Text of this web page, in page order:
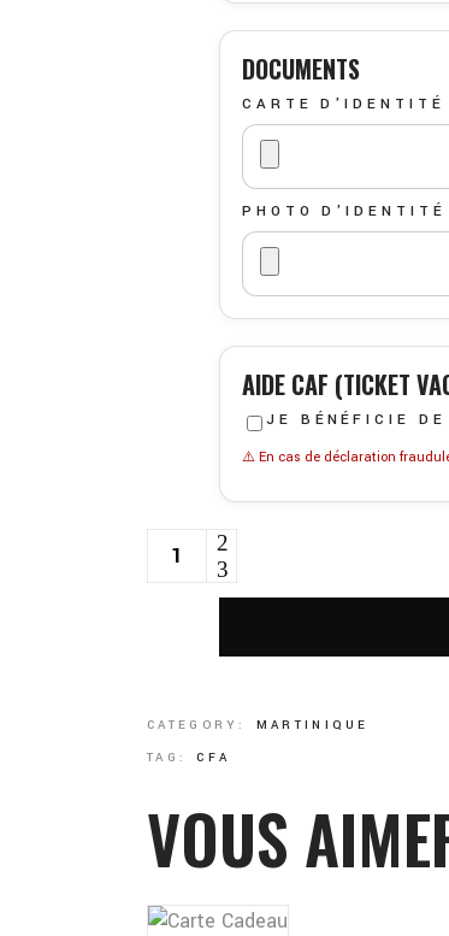
DOCUMENTS
CARTE D'IDENTITÉ
PHOTO D'IDENTITÉ
AIDE CAF (TICKET
JE BÉNÉFICIE
⚠️ En cas de déclaration
FORT-DE-FRANCE QUANTITY
CATEGORY:
MARTINIQUE
TAG:
CFA
VOUS
SÉLECTIONNEZ
LE
produit
a